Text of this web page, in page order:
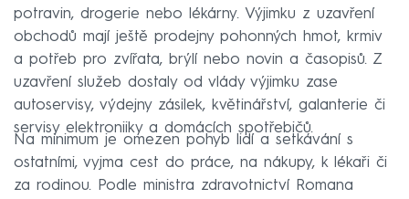
potravin, drogerie nebo lékárny. Výjimku z uzavření
obchodů mají ještě prodejny pohonných hmot, krmiv
a potřeb pro zvířata, brýlí nebo novin a časopisů. Z
uzavření služeb dostaly od vlády výjimku zase
autoservisy, výdejny zásilek, květinářství, galanterie či
servisy elektroniiky a domácích spotřebičů.
Na minimum je omezen pohyb lidí a setkávání s
ostatními, vyjma cest do práce, na nákupy, k lékaři či
za rodinou. Podle ministra zdravotnictví Romana